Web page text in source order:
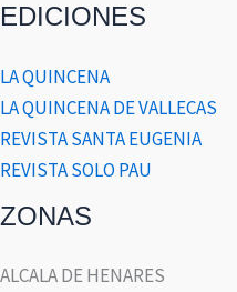
EDICIONES
LA QUINCENA
LA QUINCENA DE VALLECAS
REVISTA SANTA EUGENIA
REVISTA SOLO PAU
ZONAS
ALCALA DE HENARES